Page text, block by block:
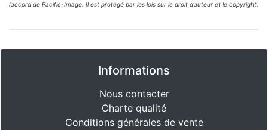
l’accord de Pacific-Image. Il est protégé par les lois sur le droit d’auteur et le copyright.
Informations
Nous contacter
Charte qualité
Conditions générales de vente